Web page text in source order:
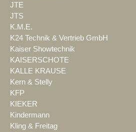
JTE
JTS
K.M.E.
K24 Technik & Vertrieb GmbH
Kaiser Showtechnik
KAISERSCHOTE
KALLE KRAUSE
Kern & Stelly
KFP
KIEKER
Kindermann
Kling & Freitag